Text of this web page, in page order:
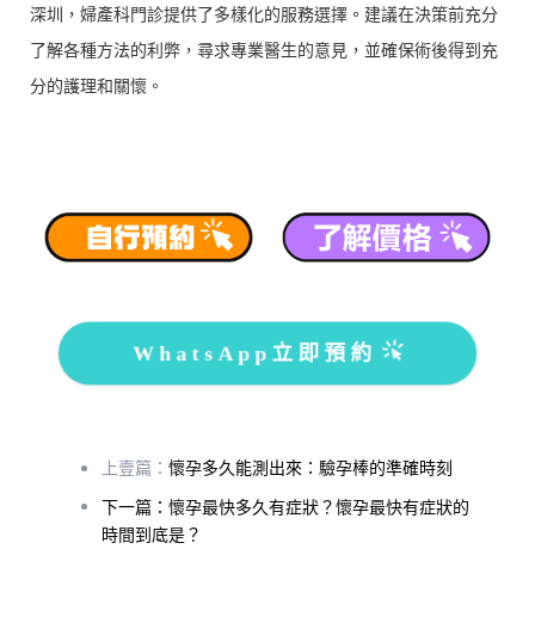
深圳，婦產科門診提供了多樣化的服務選擇。建議在決策前充分
了解各種方法的利弊，尋求專業醫生的意見，並確保術後得到充
分的護理和關懷。
WhatsApp立即預約
上壹篇： 懷孕多久能測出來：驗孕棒的準確時刻
下一篇：懷孕最快多久有症狀？懷孕最快有症狀的
時間到底是？